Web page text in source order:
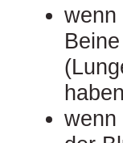
wenn
wenn